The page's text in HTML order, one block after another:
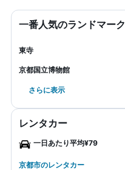
一番人気のランドマーク
東寺
京都国立博物館
さらに表示
レンタカー
一日あたり平均¥79
京都市のレンタカー